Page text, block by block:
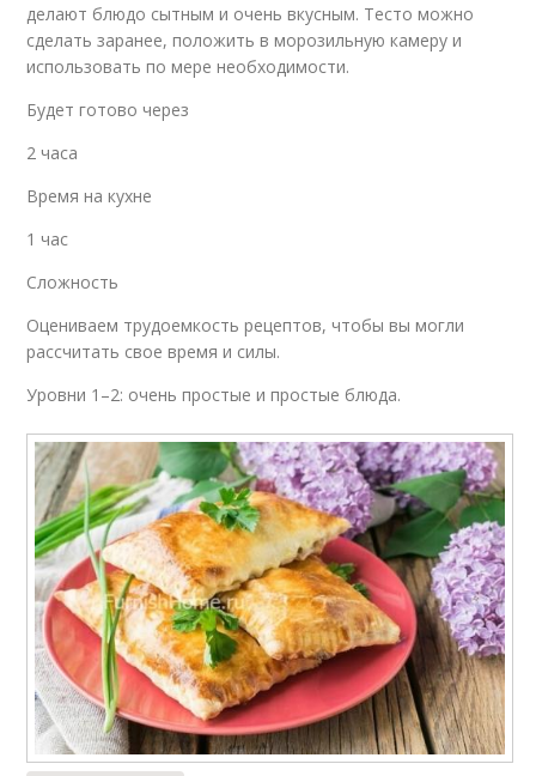
делают блюдо сытным и очень вкусным. Тесто можно
сделать заранее, положить в морозильную камеру и
использовать по мере необходимости.
Будет готово через
2 часа
Время на кухне
1 час
Сложность
Оцениваем трудоемкость рецептов, чтобы вы могли
рассчитать свое время и силы.
Уровни 1–2: очень простые и простые блюда.